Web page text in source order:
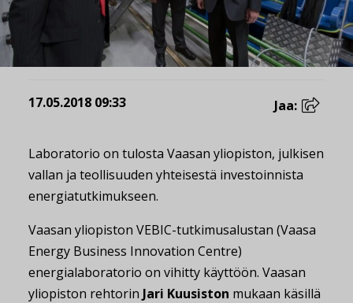
17.05.2018 09:33 Jaa:
Laboratorio on tulosta Vaasan yliopiston, julkisen
vallan ja teollisuuden yhteisestä investoinnista
energiatutkimukseen.
Vaasan yliopiston VEBIC-tutkimusalustan (Vaasa
Energy Business Innovation Centre)
energialaboratorio on vihitty käyttöön. Vaasan
yliopiston rehtorin Jari Kuusiston mukaan käsillä